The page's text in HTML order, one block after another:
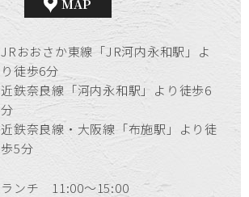
MAP
JRおおさか東線「JR河内永和駅」よ
り徒歩6分
近鉄奈良線「河内永和駅」より徒歩6
分
近鉄奈良線・大阪線「布施駅」より徒
歩5分
ランチ 11:00～15:00